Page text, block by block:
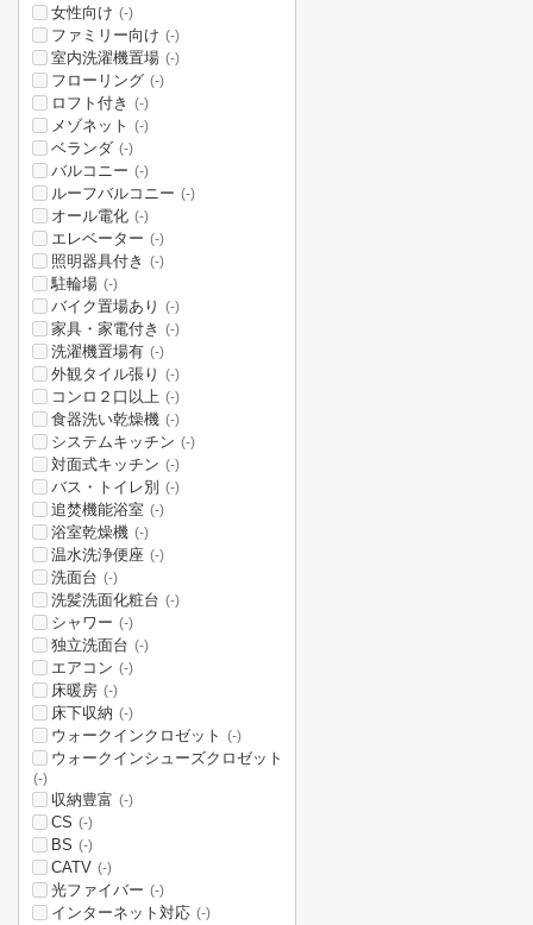
女性向け (-)
ファミリー向け (-)
室内洗濯機置場 (-)
フローリング (-)
ロフト付き (-)
メゾネット (-)
ベランダ (-)
バルコニー (-)
ルーフバルコニー (-)
オール電化 (-)
エレベーター (-)
照明器具付き (-)
駐輪場 (-)
バイク置場あり (-)
家具・家電付き (-)
洗濯機置場有 (-)
外観タイル張り (-)
コンロ２口以上 (-)
食器洗い乾燥機 (-)
システムキッチン (-)
対面式キッチン (-)
バス・トイレ別 (-)
追焚機能浴室 (-)
浴室乾燥機 (-)
温水洗浄便座 (-)
洗面台 (-)
洗髪洗面化粧台 (-)
シャワー (-)
独立洗面台 (-)
エアコン (-)
床暖房 (-)
床下収納 (-)
ウォークインクロゼット (-)
ウォークインシューズクロゼット
(-)
収納豊富 (-)
CS (-)
BS (-)
CATV (-)
光ファイバー (-)
インターネット対応 (-)